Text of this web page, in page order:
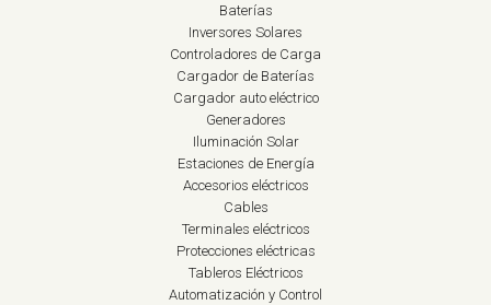
Baterías
Inversores Solares
Controladores de Carga
Cargador de Baterías
Cargador auto eléctrico
Generadores
Iluminación Solar
Estaciones de Energía
Accesorios eléctricos
Cables
Terminales eléctricos
Protecciones eléctricas
Tableros Eléctricos
Automatización y Control